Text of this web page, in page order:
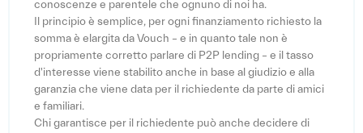
conoscenze e parentele che ognuno di noi ha.
Il principio è semplice, per ogni finanziamento richiesto la
somma è elargita da Vouch – e in quanto tale non è
propriamente corretto parlare di P2P lending – e il tasso
d'interesse viene stabilito anche in base al giudizio e alla
garanzia che viene data per il richiedente da parte di amici
e familiari.
Chi garantisce per il richiedente può anche decidere di